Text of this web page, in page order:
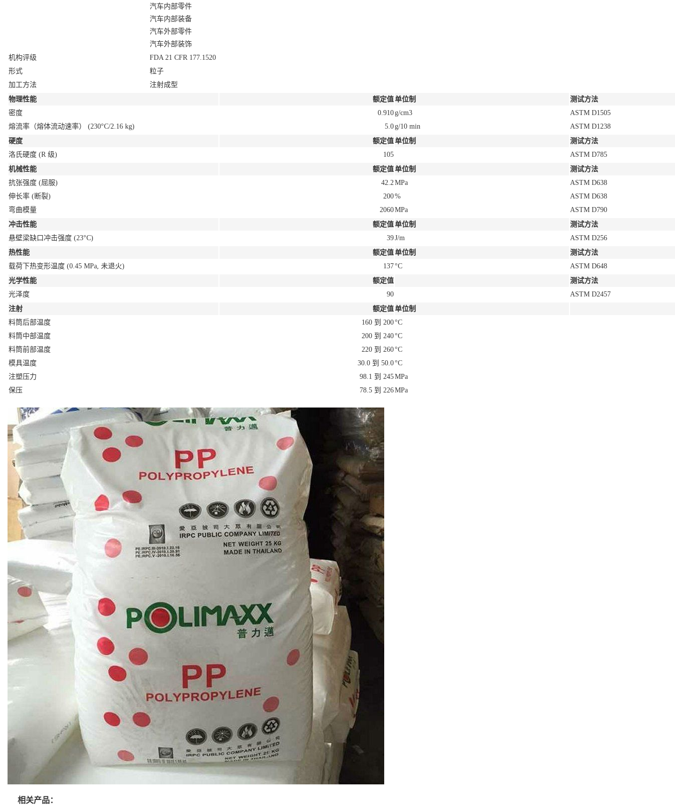
汽车内部零件
汽车内部装备
汽车外部零件
汽车外部装饰
机构评级
FDA 21 CFR 177.1520
形式
粒子
加工方法
注射成型
物理性能
额定值单位制
测试方法
密度
0.910g/cm3
ASTM D1505
熔流率（熔体流动速率） (230°C/2.16 kg) 5.0g/10 min
ASTM D1238
硬度
额定值单位制
测试方法
洛氏硬度 (R 级) 105
ASTM D785
机械性能
额定值单位制
测试方法
抗张强度 (屈服) 42.2MPa
ASTM D638
伸长率 (断裂) 200%
ASTM D638
弯曲模量
2060MPa
ASTM D790
冲击性能
额定值单位制
测试方法
悬壁梁缺口冲击强度 (23°C) 39J/m
ASTM D256
热性能
额定值单位制
测试方法
载荷下热变形温度 (0.45 MPa, 未退火) 137°C
ASTM D648
光学性能
额定值
测试方法
光泽度
90
ASTM D2457
注射
额定值单位制
料筒后部温度
160 到 200°C
料筒中部温度
200 到 240°C
料筒前部温度
220 到 260°C
模具温度
30.0 到 50.0°C
注塑压力
98.1 到 245MPa
保压
78.5 到 226MPa
相关产品：